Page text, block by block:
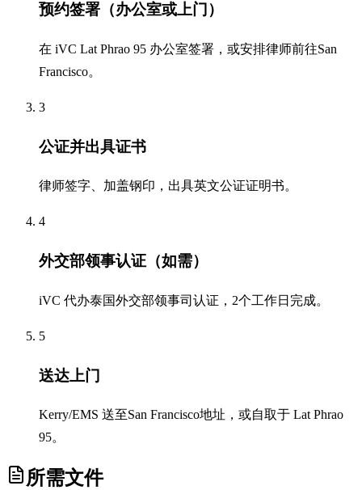
预约签署（办公室或上门）
在 iVC Lat Phrao 95 办公室签署，或安排律师前往San
Francisco。
3
公证并出具证书
律师签字、加盖钢印，出具英文公证证明书。
4
外交部领事认证（如需）
iVC 代办泰国外交部领事司认证，2个工作日完成。
5
送达上门
Kerry/EMS 送至San Francisco地址，或自取于 Lat Phrao
95。
所需文件